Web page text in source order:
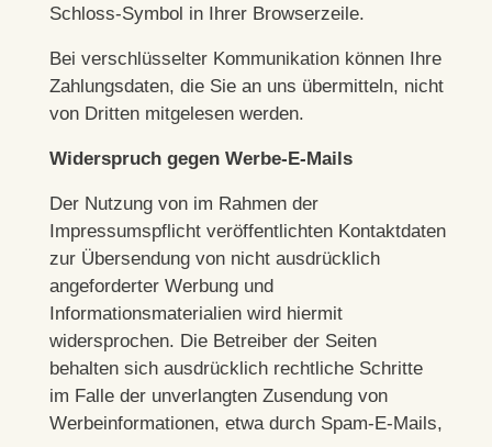
Schloss-Symbol in Ihrer Browserzeile.
Bei verschlüsselter Kommunikation können Ihre
Zahlungsdaten, die Sie an uns übermitteln, nicht
von Dritten mitgelesen werden.
Widerspruch gegen Werbe-E-Mails
Der Nutzung von im Rahmen der
Impressumspflicht veröffentlichten Kontaktdaten
zur Übersendung von nicht ausdrücklich
angeforderter Werbung und
Informationsmaterialien wird hiermit
widersprochen. Die Betreiber der Seiten
behalten sich ausdrücklich rechtliche Schritte
im Falle der unverlangten Zusendung von
Werbeinformationen, etwa durch Spam-E-Mails,